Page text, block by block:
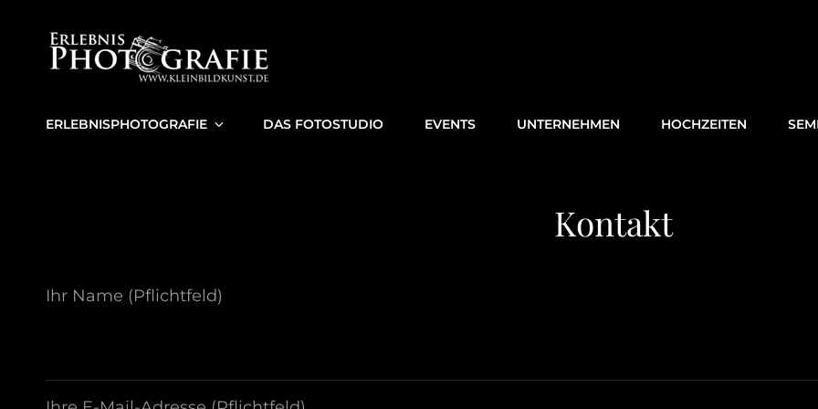
ERLEBNISPHOTOGRAFIE DAS FOTOSTUDIO EVENTS UNTERNEHMEN HOCHZEITEN
Kontakt
Ihr Name (Pflichtfeld)